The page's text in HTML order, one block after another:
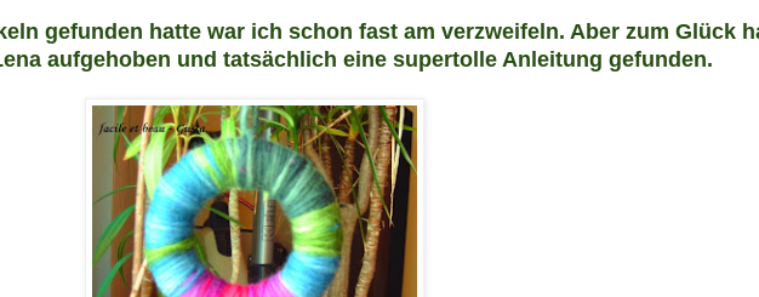
gefunden hatte war ich schon fast am verzweifeln. Aber zum Glück
aufgehoben und tatsächlich eine supertolle Anleitung gefunden.